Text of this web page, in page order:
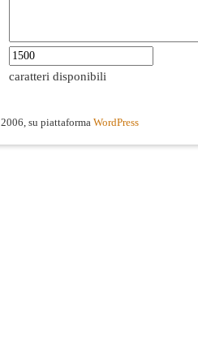
caratteri disponibili
2006, su piattaforma WordPress